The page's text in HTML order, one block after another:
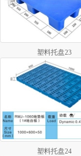
塑料托盘23
塑料托盘24